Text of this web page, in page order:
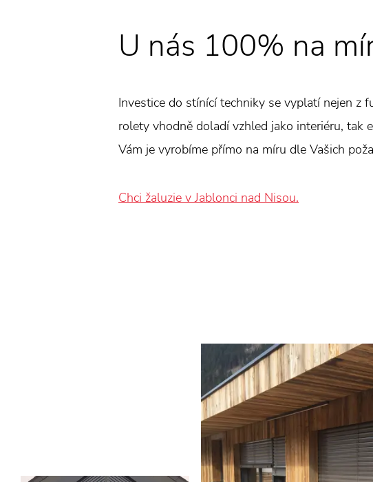
U nás 100% na
Investice do stínící techniky se vyplatí nejen z
rolety vhodně doladí vzhled jako interiéru, tak
Vám je vyrobíme přímo na míru dle Vašich
Chci žaluzie v Jablonci nad Nisou.